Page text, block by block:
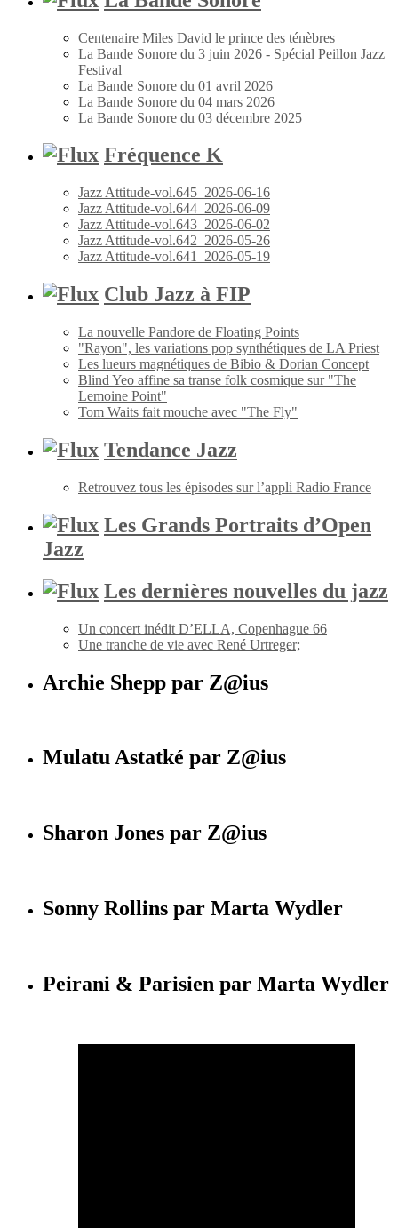
Centenaire Miles David le prince des ténèbres
La Bande Sonore du 3 juin 2026 - Spécial Peillon Jazz
Festival
La Bande Sonore du 01 avril 2026
La Bande Sonore du 04 mars 2026
La Bande Sonore du 03 décembre 2025
Fréquence K
Jazz Attitude-vol.645_2026-06-16
Jazz Attitude-vol.644_2026-06-09
Jazz Attitude-vol.643_2026-06-02
Jazz Attitude-vol.642_2026-05-26
Jazz Attitude-vol.641_2026-05-19
Club Jazz à FIP
La nouvelle Pandore de Floating Points
"Rayon", les variations pop synthétiques de LA Priest
Les lueurs magnétiques de Bibio & Dorian Concept
Blind Yeo affine sa transe folk cosmique sur "The
Lemoine Point"
Tom Waits fait mouche avec "The Fly"
Tendance Jazz
Retrouvez tous les épisodes sur l’appli Radio France
Les Grands Portraits d’Open
Jazz
Les dernières nouvelles du jazz
Un concert inédit D’ELLA, Copenhague 66
Une tranche de vie avec René Urtreger;
Archie Shepp par Z@ius
Mulatu Astatké par Z@ius
Sharon Jones par Z@ius
Sonny Rollins par Marta Wydler
Peirani & Parisien par Marta Wydler